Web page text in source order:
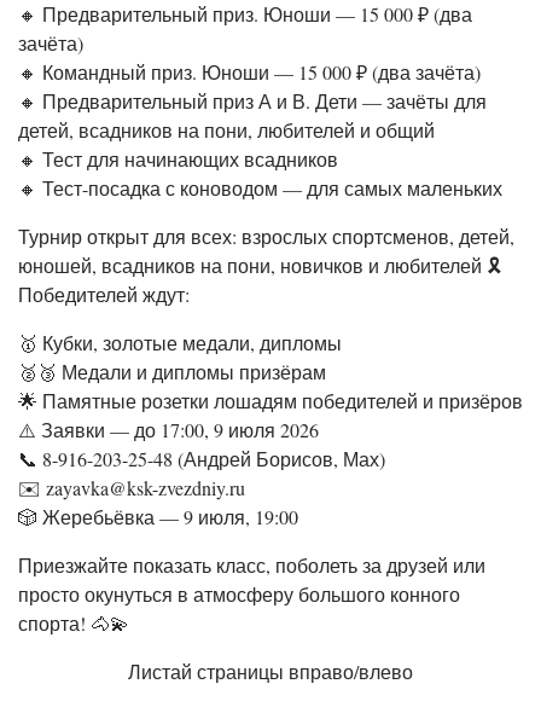
🔸 Предварительный приз. Юноши — 15 000 ₽ (два
зачёта)
🔸 Командный приз. Юноши — 15 000 ₽ (два зачёта)
🔸 Предварительный приз А и В. Дети — зачёты для
детей, всадников на пони, любителей и общий
🔸 Тест для начинающих всадников
🔸 Тест-посадка с коноводом — для самых маленьких
Турнир открыт для всех: взрослых спортсменов, детей,
юношей, всадников на пони, новичков и любителей 🎗️
Победителей ждут:
🥇 Кубки, золотые медали, дипломы
🥈🥉 Медали и дипломы призёрам
🌟 Памятные розетки лошадям победителей и призёров
⚠️ Заявки — до 17:00, 9 июля 2026
📞 8-916-203-25-48 (Андрей Борисов, Мах)
✉️ zayavka@ksk-zvezdniy.ru
🎲 Жеребьёвка — 9 июля, 19:00
Приезжайте показать класс, поболеть за друзей или
просто окунуться в атмосферу большого конного
спорта! 🐴💫
Листай страницы вправо/влево